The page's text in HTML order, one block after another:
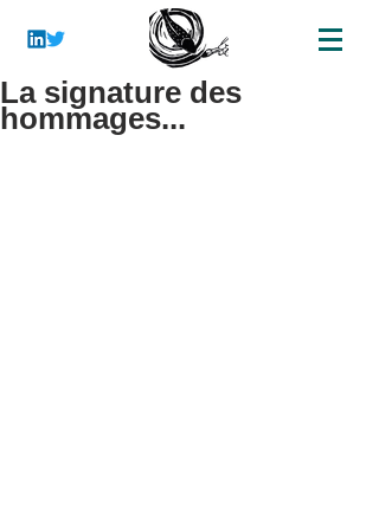
La signature des
hommages...